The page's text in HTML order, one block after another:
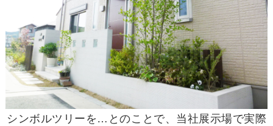
シンボルツリーを…とのことで、当社展示場で実際